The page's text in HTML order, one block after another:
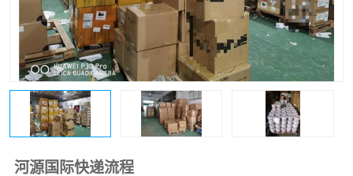
河源国际快递流程
DHL国际快递电话 深圳国际快递
新能源电池出口物流